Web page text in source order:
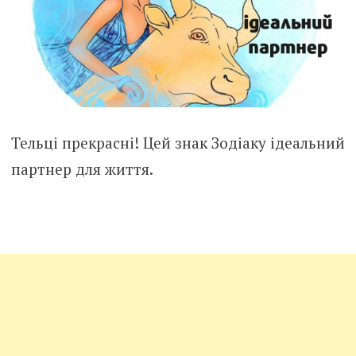
Тельці прекрасні! Цей знак Зодіаку ідеальний
партнер для життя.